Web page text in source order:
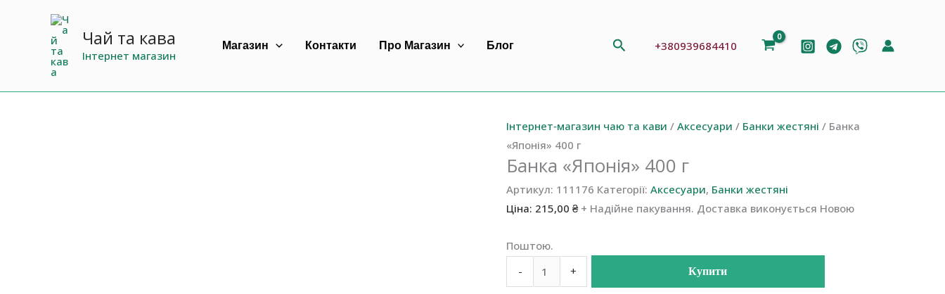
Чай та кава
Інтернет магазин
Магазин Контакти Про Магазин Блог Пошук+380939684410
Інтернет‐магазин чаю та кави / Аксесуари / Банки жестяні / Банка
«Японія» 400 г
Банка «Японія» 400 г
Артикул: 111176 Категорії: Аксесуари, Банки жестяні
Ціна: 215,00 ₴ + Надійне пакування. Доставка виконується Новою
Поштою.
-
«Японія»
+ Купити